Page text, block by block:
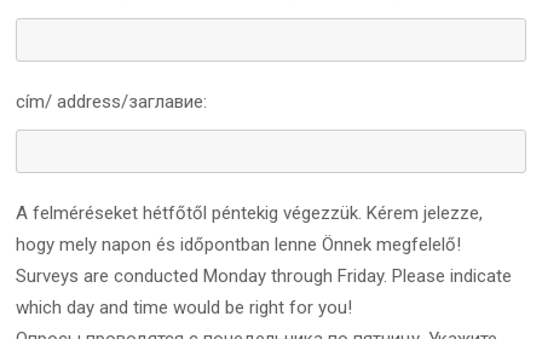
cím/ address/заглавие:
A felméréseket hétfőtől péntekig végezzük. Kérem jelezze,
hogy mely napon és időpontban lenne Önnek megfelelő!
Surveys are conducted Monday through Friday. Please indicate
which day and time would be right for you!